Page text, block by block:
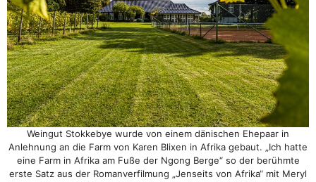
Weingut Stokkebye wurde von einem dänischen Ehepaar in
Anlehnung an die Farm von Karen Blixen in Afrika gebaut. „Ich hatte
eine Farm in Afrika am Fuße der Ngong Berge“ so der berühmte
erste Satz aus der Romanverfilmung „Jenseits von Afrika“ mit Meryl